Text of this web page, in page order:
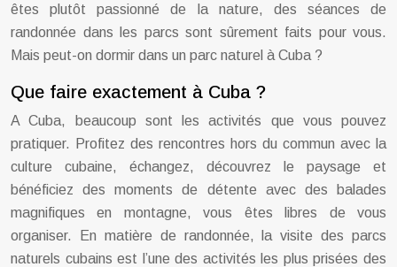
êtes plutôt passionné de la nature, des séances de
randonnée dans les parcs sont sûrement faits pour vous.
Mais peut-on dormir dans un parc naturel à Cuba ?
Que faire exactement à Cuba ?
A Cuba, beaucoup sont les activités que vous pouvez
pratiquer. Profitez des rencontres hors du commun avec la
culture cubaine, échangez, découvrez le paysage et
bénéficiez des moments de détente avec des balades
magnifiques en montagne, vous êtes libres de vous
organiser. En matière de randonnée, la visite des parcs
naturels cubains est l’une des activités les plus prisées des